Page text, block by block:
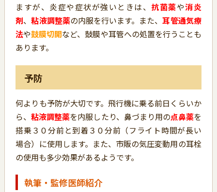
ますが、炎症や症状が強いときは、抗菌薬や消炎
剤、粘液調整薬の内服を行います。また、耳管通気療
法や鼓膜切開など、鼓膜や耳管への処置を行うことも
あります。
予防
何よりも予防が大切です。飛行機に乗る前日くらいか
ら、粘液調整薬を内服したり、鼻づまり用の点鼻薬を
搭乗３０分前と到着３０分前（フライト時間が長い
場合）に使用します。また、市販の気圧変動用の耳栓
の使用も多少効果があるようです。
執筆・監修医師紹介